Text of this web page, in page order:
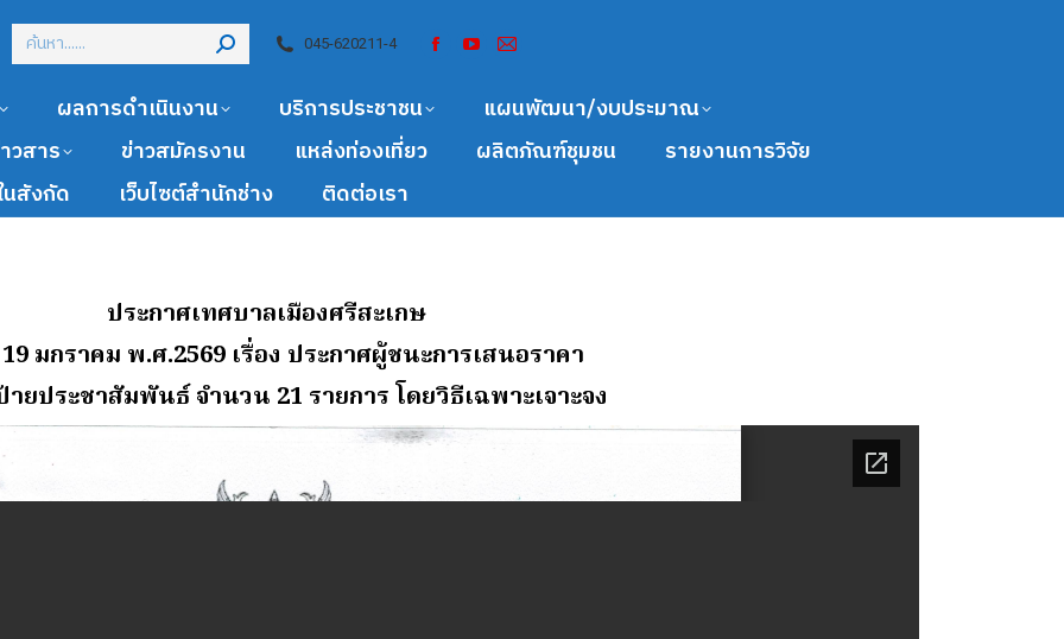
045-620211-4
ผลการดำเนินงาน บริการประชาชน
แผนพัฒนา/งบประมาณ
วสาร ข่าวสมัครงาน แหล่งท่องเที่ยว ผลิตภัณฑ์ชุมชน
รายงานการวิจัย
นสังกัด เว็บไซต์สำนักช่าง ติดต่อเรา
ประกาศเทศบาลเมืองศรีสะเกษ
มกราคม พ.ศ.2569 เรื่อง ประกาศผู้ชนะการเสนอราคา
ายประชาสัมพันธ์ จํานวน 21 รายการ โดยวิธีเฉพาะเจาะจง